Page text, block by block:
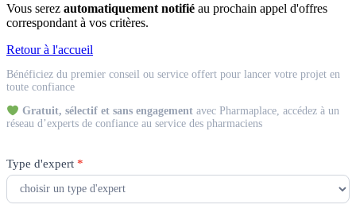
Vous serez automatiquement notifié au prochain appel d'offres
correspondant à vos critères.
Retour à l'accueil
Expert
Bénéficiez du premier conseil ou service offert pour lancer votre projet en
toute confiance
Gratuit, sélectif et sans engagementavec Pharmaplace, accédez à un
réseau d’experts de confiance au service des pharmaciens
Type d'expert *